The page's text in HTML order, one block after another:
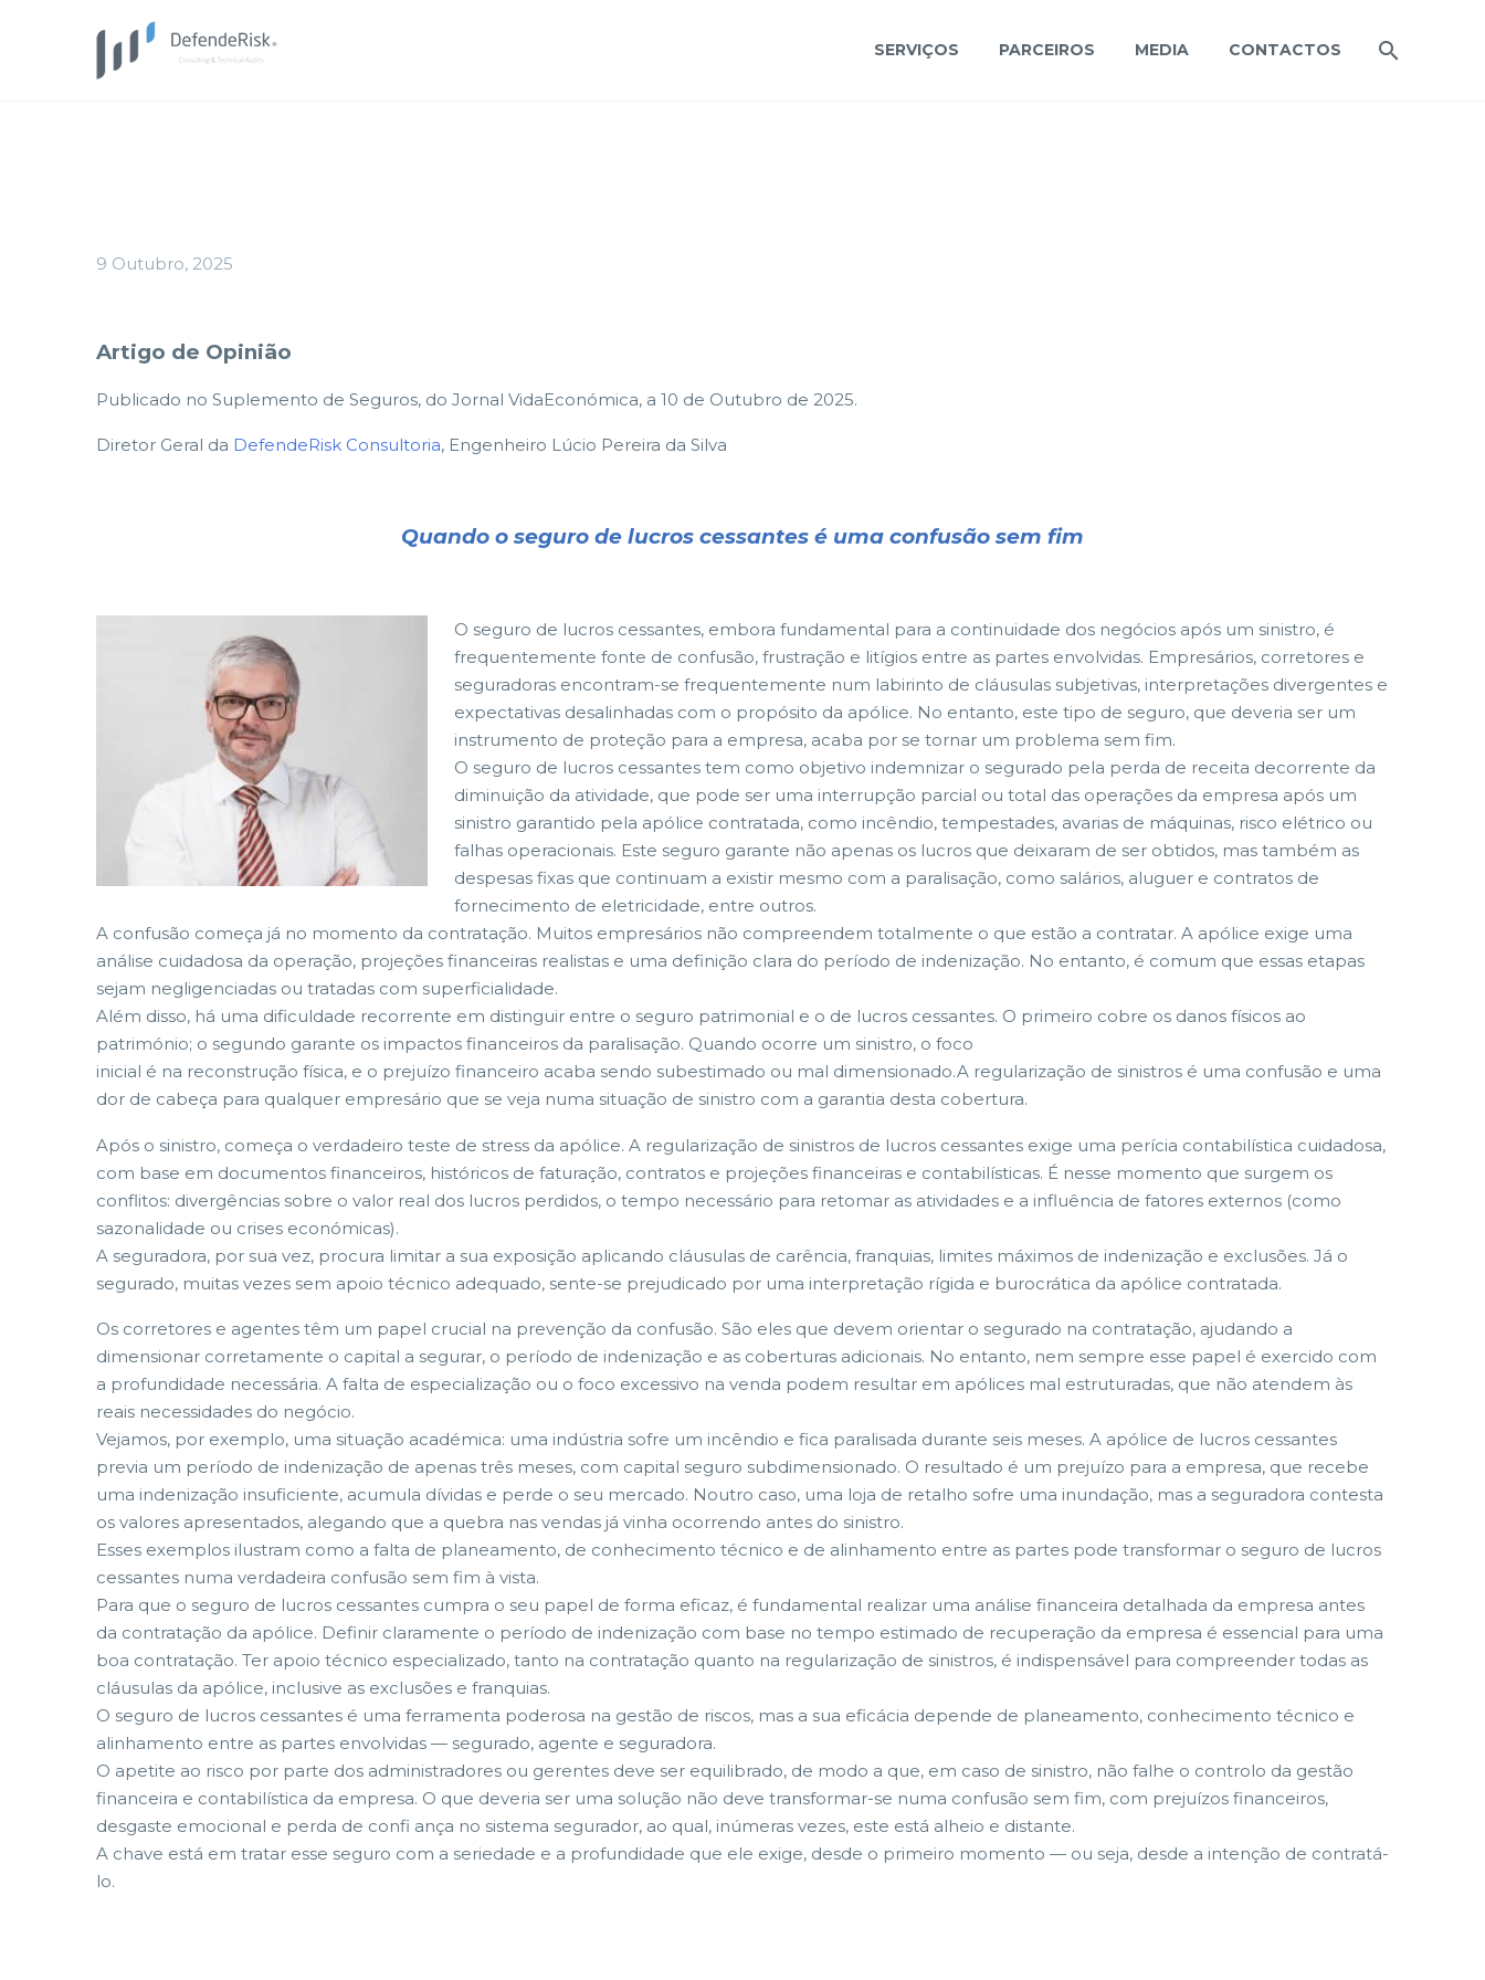
SERVIÇOS PARCEIROS MEDIA CONTACTOS
9 Outubro, 2025
Artigo de Opinião
Publicado no Suplemento de Seguros, do Jornal VidaEconómica, a 10 de Outubro de 2025.
Diretor Geral da DefendeRisk Consultoria, Engenheiro Lúcio Pereira da Silva
Quando o seguro de lucros cessantes é uma confusão sem fim
O seguro de lucros cessantes, embora fundamental para a continuidade dos negócios após um sinistro, é
frequentemente fonte de confusão, frustração e litígios entre as partes envolvidas. Empresários, corretores e
seguradoras encontram-se frequentemente num labirinto de cláusulas subjetivas, interpretações divergentes e
expectativas desalinhadas com o propósito da apólice. No entanto, este tipo de seguro, que deveria ser um
instrumento de proteção para a empresa, acaba por se tornar um problema sem fim.
O seguro de lucros cessantes tem como objetivo indemnizar o segurado pela perda de receita decorrente da
diminuição da atividade, que pode ser uma interrupção parcial ou total das operações da empresa após um
sinistro garantido pela apólice contratada, como incêndio, tempestades, avarias de máquinas, risco elétrico ou
falhas operacionais. Este seguro garante não apenas os lucros que deixaram de ser obtidos, mas também as
despesas fixas que continuam a existir mesmo com a paralisação, como salários, aluguer e contratos de
fornecimento de eletricidade, entre outros.
A confusão começa já no momento da contratação. Muitos empresários não compreendem totalmente o que estão a contratar. A apólice exige uma
análise cuidadosa da operação, projeções financeiras realistas e uma definição clara do período de indenização. No entanto, é comum que essas etapas
sejam negligenciadas ou tratadas com superficialidade.
Além disso, há uma dificuldade recorrente em distinguir entre o seguro patrimonial e o de lucros cessantes. O primeiro cobre os danos físicos ao
património; o segundo garante os impactos financeiros da paralisação. Quando ocorre um sinistro, o foco
inicial é na reconstrução física, e o prejuízo financeiro acaba sendo subestimado ou mal dimensionado.A regularização de sinistros é uma confusão e uma
dor de cabeça para qualquer empresário que se veja numa situação de sinistro com a garantia desta cobertura.
Após o sinistro, começa o verdadeiro teste de stress da apólice. A regularização de sinistros de lucros cessantes exige uma perícia contabilística cuidadosa,
com base em documentos financeiros, históricos de faturação, contratos e projeções financeiras e contabilísticas. É nesse momento que surgem os
conflitos: divergências sobre o valor real dos lucros perdidos, o tempo necessário para retomar as atividades e a influência de fatores externos (como
sazonalidade ou crises económicas).
A seguradora, por sua vez, procura limitar a sua exposição aplicando cláusulas de carência, franquias, limites máximos de indenização e exclusões. Já o
segurado, muitas vezes sem apoio técnico adequado, sente-se prejudicado por uma interpretação rígida e burocrática da apólice contratada.
Os corretores e agentes têm um papel crucial na prevenção da confusão. São eles que devem orientar o segurado na contratação, ajudando a
dimensionar corretamente o capital a segurar, o período de indenização e as coberturas adicionais. No entanto, nem sempre esse papel é exercido com
a profundidade necessária. A falta de especialização ou o foco excessivo na venda podem resultar em apólices mal estruturadas, que não atendem às
reais necessidades do negócio.
Vejamos, por exemplo, uma situação académica: uma indústria sofre um incêndio e fica paralisada durante seis meses. A apólice de lucros cessantes
previa um período de indenização de apenas três meses, com capital seguro subdimensionado. O resultado é um prejuízo para a empresa, que recebe
uma indenização insuficiente, acumula dívidas e perde o seu mercado. Noutro caso, uma loja de retalho sofre uma inundação, mas a seguradora contesta
os valores apresentados, alegando que a quebra nas vendas já vinha ocorrendo antes do sinistro.
Esses exemplos ilustram como a falta de planeamento, de conhecimento técnico e de alinhamento entre as partes pode transformar o seguro de lucros
cessantes numa verdadeira confusão sem fim à vista.
Para que o seguro de lucros cessantes cumpra o seu papel de forma eficaz, é fundamental realizar uma análise financeira detalhada da empresa antes
da contratação da apólice. Definir claramente o período de indenização com base no tempo estimado de recuperação da empresa é essencial para uma
boa contratação. Ter apoio técnico especializado, tanto na contratação quanto na regularização de sinistros, é indispensável para compreender todas as
cláusulas da apólice, inclusive as exclusões e franquias.
O seguro de lucros cessantes é uma ferramenta poderosa na gestão de riscos, mas a sua eficácia depende de planeamento, conhecimento técnico e
alinhamento entre as partes envolvidas — segurado, agente e seguradora.
O apetite ao risco por parte dos administradores ou gerentes deve ser equilibrado, de modo a que, em caso de sinistro, não falhe o controlo da gestão
financeira e contabilística da empresa. O que deveria ser uma solução não deve transformar-se numa confusão sem fim, com prejuízos financeiros,
desgaste emocional e perda de confi ança no sistema segurador, ao qual, inúmeras vezes, este está alheio e distante.
A chave está em tratar esse seguro com a seriedade e a profundidade que ele exige, desde o primeiro momento — ou seja, desde a intenção de contratá-
lo.